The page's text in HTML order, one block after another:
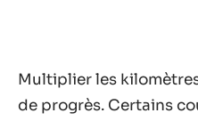
Multiplier les
de progrès. Certains